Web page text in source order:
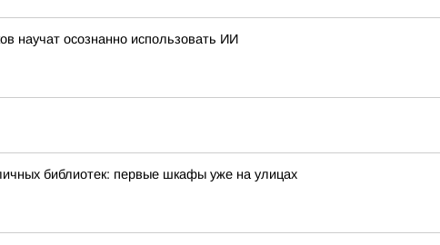
научат осознанно использовать ИИ
библиотек: первые шкафы уже на улицах